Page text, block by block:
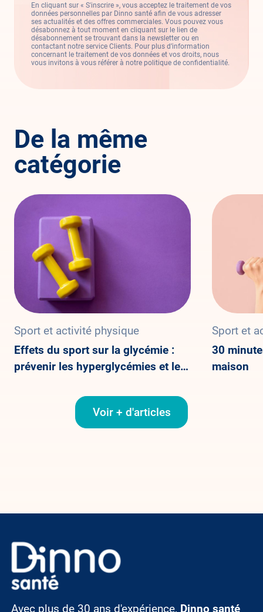
En cliquant sur « S'inscrire », vous acceptez le traitement de vos
données personnelles par Dinno santé afin de vous adresser
ses actualités et des offres commerciales. Vous pouvez vous
désabonnez à tout moment en cliquant sur le lien de
désabonnement se trouvant dans la newsletter ou en
contactant notre service Clients. Pour plus d’information
concernant le traitement de vos données et vos droits, nous
vous invitons à vous référer à notre politique de confidentialité.
De la même
catégorie
Sport et activité physique
Effets du sport sur la glycémie :
prévenir les hyperglycémies et les
Sport et
30
maison
Voir + d'articles
Image
Avec plus de 30 ans d'expérience, Dinno santé